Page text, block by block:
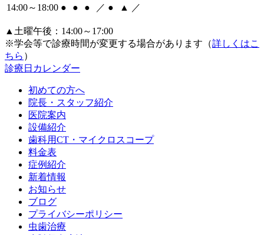
14:00～18:00 ● ● ● ／ ● ▲ ／
▲土曜午後：14:00～17:00
※学会等で診療時間が変更する場合があります（詳しくはこ
ちら ）
診療日カレンダー
初めての方へ
院長・スタッフ紹介
医院案内
設備紹介
歯科用CT・マイクロスコープ
料金表
症例紹介
新着情報
お知らせ
ブログ
プライバシーポリシー
虫歯治療